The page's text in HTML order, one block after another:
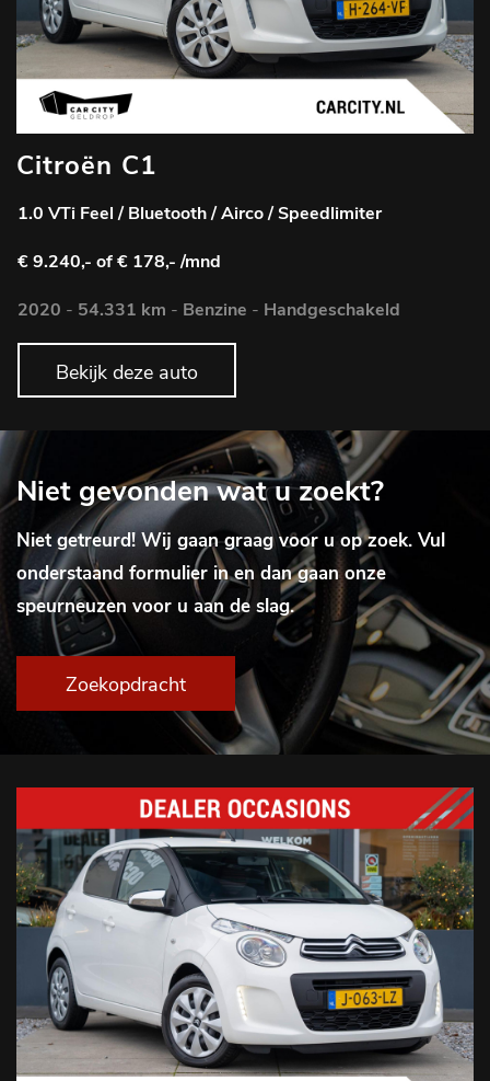
Citroën C1
1.0 VTi Feel / Bluetooth / Airco / Speedlimiter
€ 9.240,- of € 178,- /mnd
2020 - 54.331 km - Benzine - Handgeschakeld
Bekijk deze auto
Niet gevonden wat u zoekt?
Niet getreurd! Wij gaan graag voor u op zoek. Vul
onderstaand formulier in en dan gaan onze
speurneuzen voor u aan de slag.
Zoekopdracht